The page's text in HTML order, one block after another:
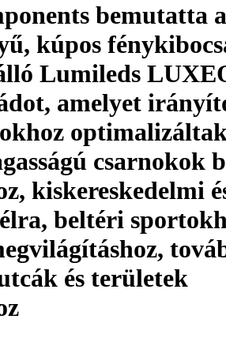
bemutatta
kúpos
Lumileds
amelyet
csarnokok
kiskereskedelmi
beltéri
és területek